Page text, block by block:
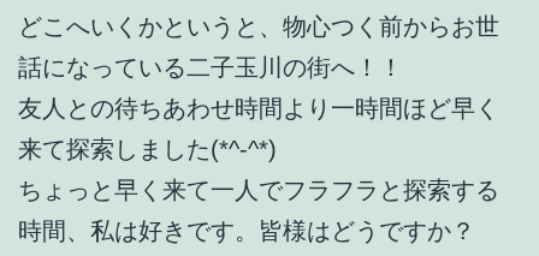
どこへいくかというと、物心つく前からお世
話になっている二子玉川の街へ！！
友人との待ちあわせ時間より一時間ほど早く
来て探索しました(*^-^*)
ちょっと早く来て一人でフラフラと探索する
時間、私は好きです。皆様はどうですか？